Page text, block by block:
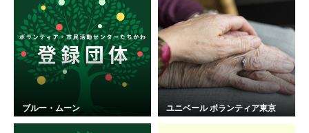
ブルー・ムーン ユニベール ボランティア東京